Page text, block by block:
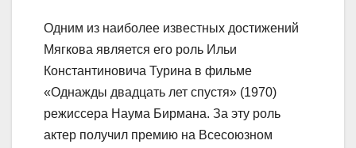
Одним из наиболее известных достижений
Мягкова является его роль Ильи
Константиновича Турина в фильме
«Однажды двадцать лет спустя» (1970)
режиссера Наума Бирмана. За эту роль
актер получил премию на Всесоюзном